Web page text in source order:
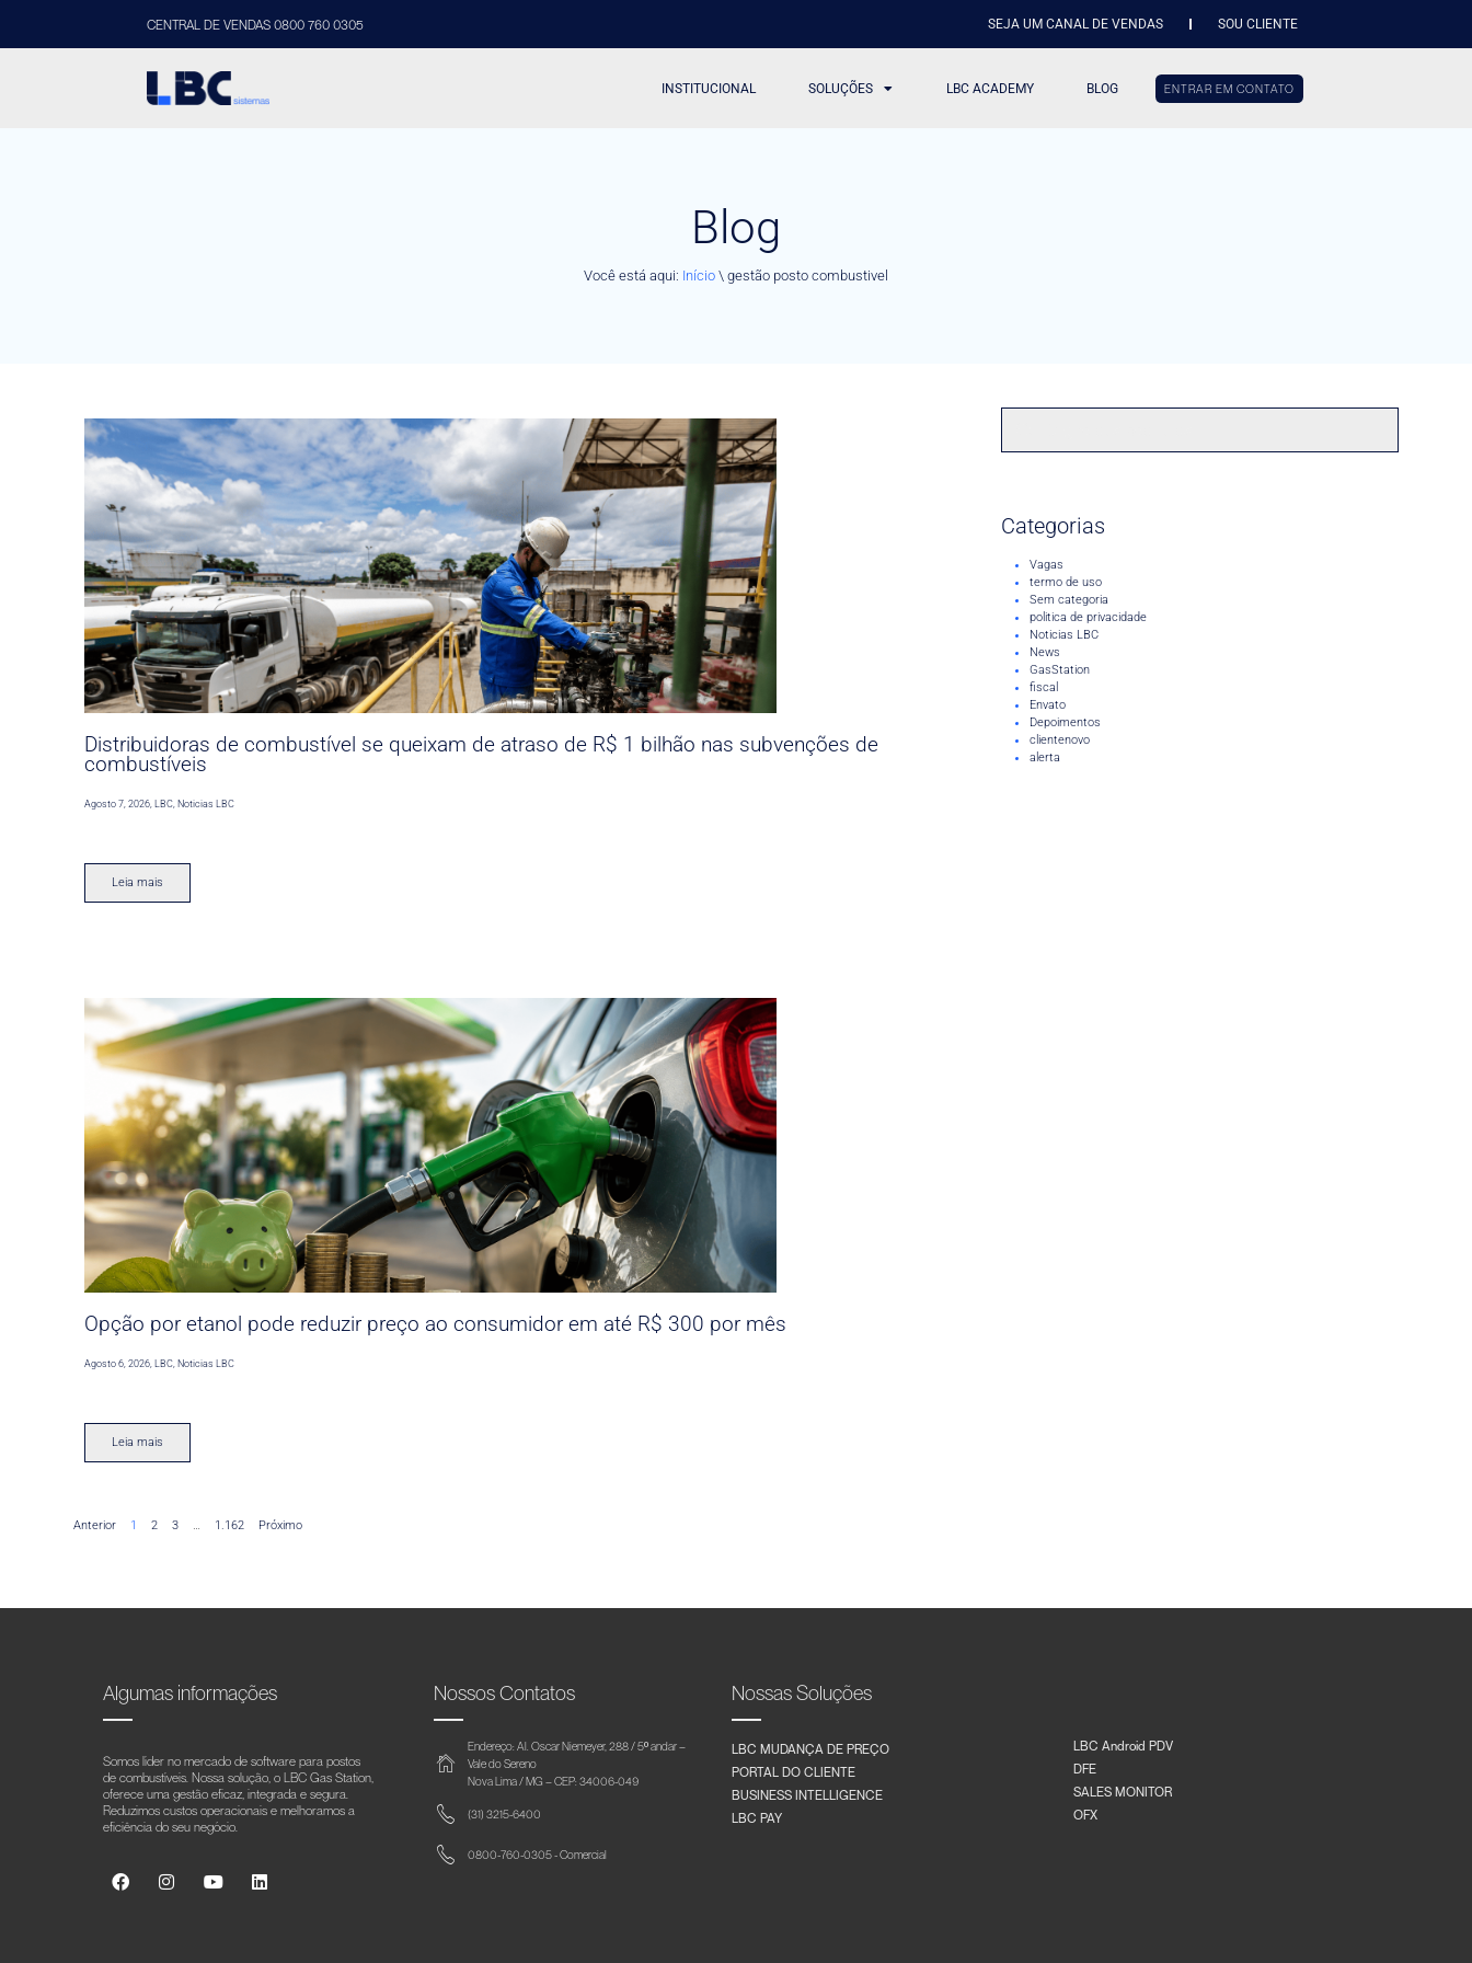
CENTRAL DE VENDAS 0800 760 0305 SEJA UM CANAL DE VENDAS SOU CLIENTE
INSTITUCIONAL SOLUÇÕES LBC ACADEMY BLOG ENTRAR EM CONTATO
Blog
Você está aqui: Início \ gestão posto combustivel
Distribuidoras de combustível se queixam de atraso de R$ 1 bilhão nas subvenções de
combustíveis
Agosto 7, 2026,LBC,Noticias LBC
Leia mais
Opção por etanol pode reduzir preço ao consumidor em até R$ 300 por mês
Agosto 6, 2026 ,LBC Noticias LBC
Leia mais
Anterior 1 2 3 … 1.162 Próximo
Categorias
Vagas
termo de uso
Sem categoria
politica de privacidade
Noticias LBC
News
GasStation
fiscal
Envato
Depoimentos
clientenovo
alerta
Algumas informações
Somos líder no mercado de software para postos
de combustíveis. Nossa solução, o LBC Gas Station,
oferece uma gestão eficaz, integrada e segura.
Reduzimos custos operacionais e melhoramos a
eficiência do seu negócio.
Nossos Contatos
Endereço: Al. Oscar Niemeyer, 288 / 5º andar –
Vale do Sereno
Nova Lima / MG – CEP: 34006-049
(31) 3215-6400
0800-760-0305 - Comercial
Nossas Soluções
LBC MUDANÇA DE PREÇO
PORTAL DO CLIENTE
BUSINESS INTELLIGENCE
LBC PAY
LBC Android PDV
DFE
SALES MONITOR
OFX